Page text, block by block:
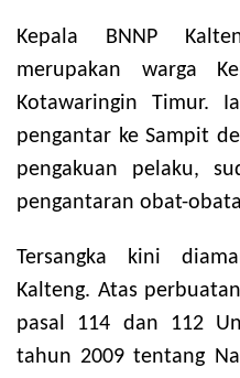
Kepala BNNP
merupakan warga
Kotawaringin Timur.
pengantar ke Sampit
pengakuan pelaku,
pengantaran obat-
Tersangka kini
Kalteng. Atas
pasal 114 dan 112
tahun 2009 tentang